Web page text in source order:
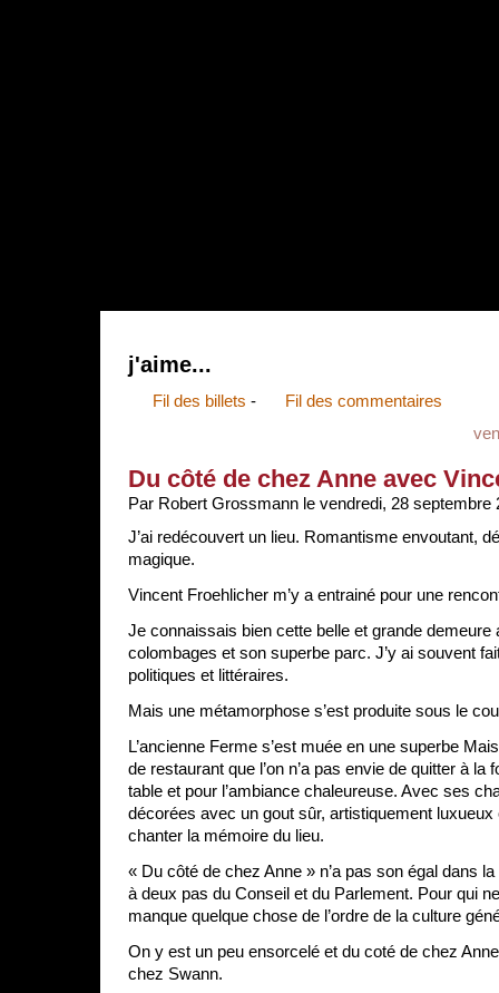
j'aime...
Fil des billets -
Fil des commentaires
Du côté de chez Anne avec
Par Robert Grossmann le vendredi, 28 septembre
J’ai redécouvert un lieu. Romantisme envoutant,
magique.
Vincent Froehlicher m’y a entrainé pour une
Je connaissais bien cette belle et grande
colombages et son superbe parc. J’y ai souvent
politiques et littéraires.
Mais une métamorphose s’est produite sous le
L’ancienne Ferme s’est muée en une superbe
de restaurant que l’on n’a pas envie de quitter à la
table et pour l’ambiance chaleureuse. Avec ses
décorées avec un gout sûr, artistiquement
chanter la mémoire du lieu.
« Du côté de chez Anne » n’a pas son égal dans
à deux pas du Conseil et du Parlement. Pour qui
manque quelque chose de l’ordre de la culture
On y est un peu ensorcelé et du coté de chez
chez Swann.